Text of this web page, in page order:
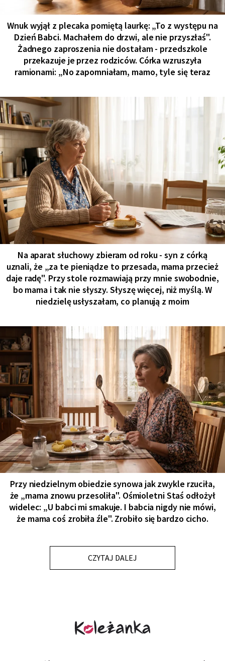
Wnuk wyjął z plecaka pomiętą laurkę: „To z występu na
Dzień Babci. Machałem do drzwi, ale nie przyszłaś".
Żadnego zaproszenia nie dostałam - przedszkole
przekazuje je przez rodziców. Córka wzruszyła
ramionami: „No zapomniałam, mamo, tyle się teraz
Na aparat słuchowy zbieram od roku - syn z córką
uznali, że „za te pieniądze to przesada, mama przecież
daje radę". Przy stole rozmawiają przy mnie swobodnie,
bo mama i tak nie słyszy. Słyszę więcej, niż myślą. W
niedzielę usłyszałam, co planują z moim
Przy niedzielnym obiedzie synowa jak zwykle rzuciła,
że „mama znowu przesoliła". Ośmioletni Staś odłożył
widelec: „U babci mi smakuje. I babcia nigdy nie mówi,
że mama coś zrobiła źle". Zrobiło się bardzo cicho.
CZYTAJ DALEJ